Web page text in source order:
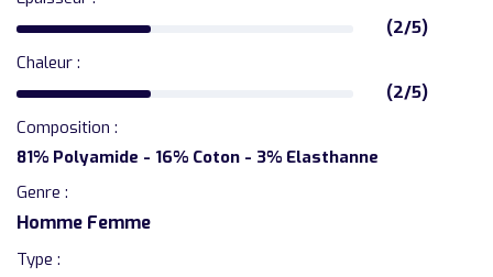
(2/5)
Chaleur :
(2/5)
Composition :
81% Polyamide - 16% Coton - 3% Elasthanne
Genre :
Homme Femme
Type :